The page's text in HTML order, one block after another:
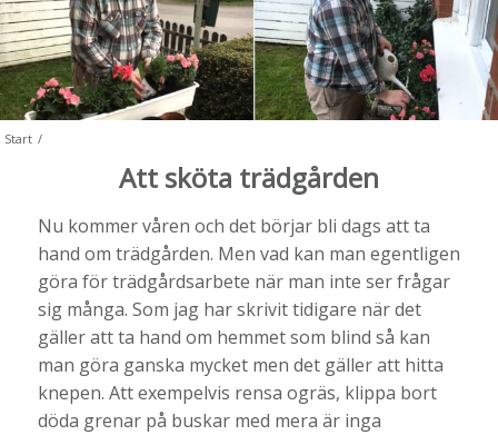
Start /
Att sköta trädgården
Nu kommer våren och det börjar bli dags att ta
hand om trädgården. Men vad kan man egentligen
göra för trädgårdsarbete när man inte ser frågar
sig många. Som jag har skrivit tidigare när det
gäller att ta hand om hemmet som blind så kan
man göra ganska mycket men det gäller att hitta
knepen. Att exempelvis rensa ogräs, klippa bort
döda grenar på buskar med mera är inga